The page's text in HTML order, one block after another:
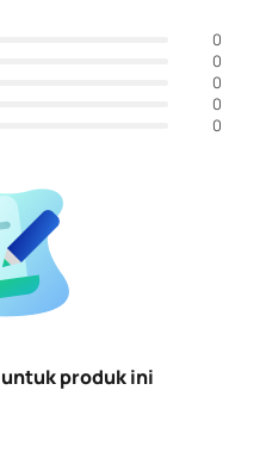
0
0
0
0
0
produk ini